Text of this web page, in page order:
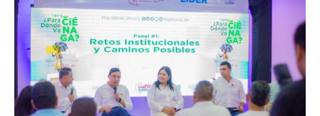
DE
CIÉNAGA
DEFINEN
HOJA
DE